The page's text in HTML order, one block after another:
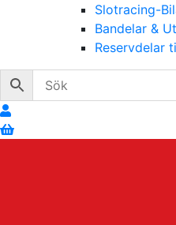
Slotracing-
Bandelar &
Reservdelar